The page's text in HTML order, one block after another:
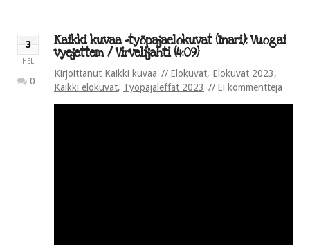
3
HEL
0
Kaikki kuvaa -työpajaelokuvat (Inari): Vuogai
vyejettem / Virvelijahti (4:09)
Kirjoittanut Kaikki kuvaa Elokuvat, Elokuvat 2023,
Kaikki elokuvat, Työpajaleffat 2023 Ei kommentteja